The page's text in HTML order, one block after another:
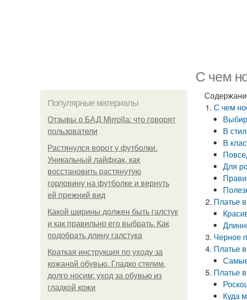
С чем
Популярные материалы
Отзывы о БАД Mirrolla: что говорят
пользователи
Растянулся ворот у футболки.
Уникальный лайфхак, как
восстановить растянутую
горловину на футболке и вернуть
ей прежний вид
Какой ширины должен быть галстук
и как правильно его выбрать. Как
подобрать длину галстука
Краткая инструкция по уходу за
кожаной обувью. Гладко стелим,
долго носим: уход за обувью из
гладкой кожи
С чем
В
В
Для
Платье
Черное
Платье
Платье
Куда